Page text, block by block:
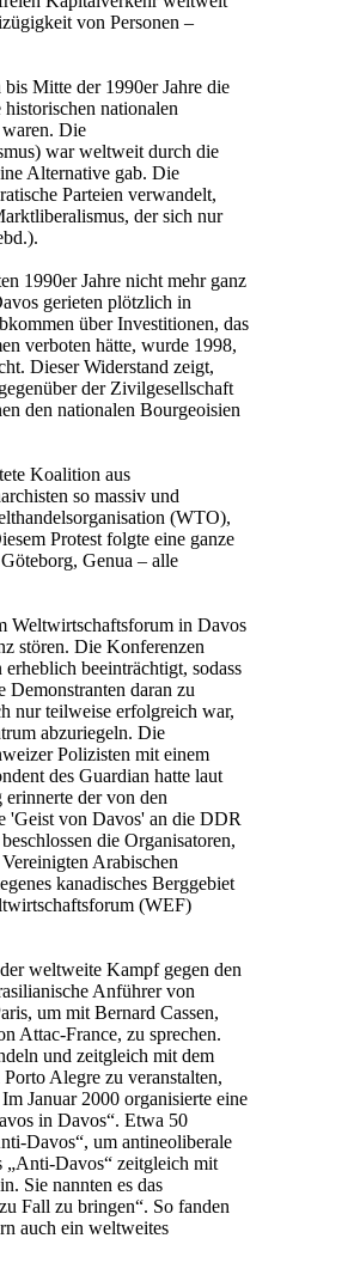
von Personen –
Mitte der 1990er Jahre die
nationalen
Die
war weltweit durch die
Alternative gab. Die
Parteien verwandelt,
der sich nur
1990er Jahre nicht mehr ganz
gerieten plötzlich in
über Investitionen, das
verboten hätte, wurde 1998,
Dieser Widerstand zeigt,
der Zivilgesellschaft
den nationalen Bourgeoisien
Koalition aus
so massiv und
(WTO),
Protest folgte eine ganze
Genua – alle
Weltwirtschaftsforum in Davos
stören. Die Konferenzen
beeinträchtigt, sodass
daran zu
nur teilweise erfolgreich war,
abzuriegeln. Die
Polizisten mit einem
des Guardian hatte laut
erinnerte der von den
'Geist von Davos' an die DDR
die Organisatoren,
Arabischen
kanadisches Berggebiet
(WEF)
weltweite Kampf gegen den
Anführer von
um mit Bernard Cassen,
Attac-France, zu sprechen.
und zeitgleich mit dem
Alegre zu veranstalten,
Januar 2000 organisierte eine
in Davos“. Etwa 50
Davos“, um antineoliberale
„Anti-Davos“ zeitgleich mit
Sie nannten es das
Fall zu bringen“. So fanden
auch ein weltweites